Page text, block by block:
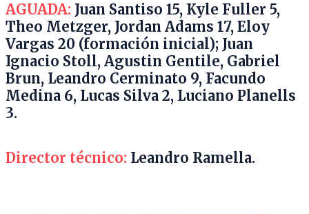
AGUADA: Juan Santiso 15, Kyle Fuller 5,
Theo Metzger, Jordan Adams 17, Eloy
Vargas 20 (formación inicial); Juan
Ignacio Stoll, Agustin Gentile, Gabriel
Brun, Leandro Cerminato 9, Facundo
Medina 6, Lucas Silva 2, Luciano Planells
3.
Director técnico: Leandro Ramella.